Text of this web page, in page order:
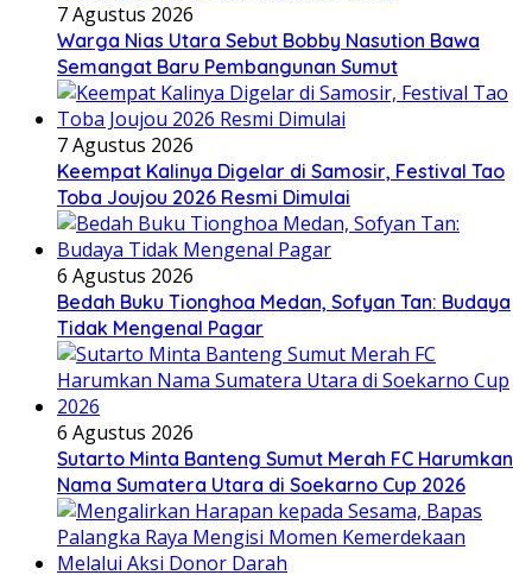
7 Agustus 2026
Warga Nias Utara Sebut Bobby Nasution Bawa
Semangat Baru Pembangunan Sumut
7 Agustus 2026
Keempat Kalinya Digelar di Samosir, Festival Tao
Toba Joujou 2026 Resmi Dimulai
6 Agustus 2026
Bedah Buku Tionghoa Medan, Sofyan Tan: Budaya
Tidak Mengenal Pagar
6 Agustus 2026
Sutarto Minta Banteng Sumut Merah FC Harumkan
Nama Sumatera Utara di Soekarno Cup 2026